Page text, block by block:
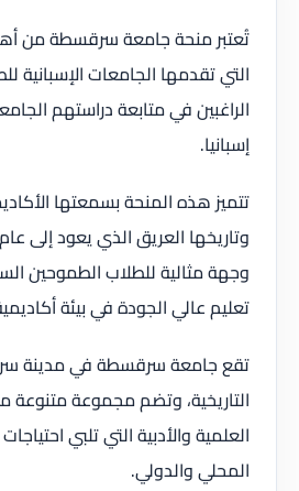
تُعتبر منحة جامعة سرقسطة من
التي تقدمها الجامعات الإسبانية
الراغبين في متابعة دراستهم
إسبانيا.
تتميز هذه المنحة بسمعتها
وجهة مثالية للطلاب الطموحين
تعليم عالي الجودة في بيئة
تقع جامعة سرقسطة في مدينة
التاريخية، وتضم مجموعة
العلمية والأدبية التي تلبي احتياجات
المحلي والدولي.